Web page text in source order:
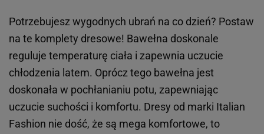
Potrzebujesz wygodnych ubrań na co dzień? Postaw
na te komplety dresowe! Bawełna doskonale
reguluje temperaturę ciała i zapewnia uczucie
chłodzenia latem. Oprócz tego bawełna jest
doskonała w pochłanianiu potu, zapewniając
uczucie suchości i komfortu. Dresy od marki Italian
Fashion nie dość, że są mega komfortowe, to